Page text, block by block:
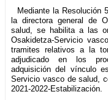
Mediante la Resolución
la directora general de
salud, se habilita a las
Osakidetza-Servicio
tramites relativos a la
adjudicado en los
adquisición del vínculo
Servicio vasco de salud,
2021-2022-Estabilización.